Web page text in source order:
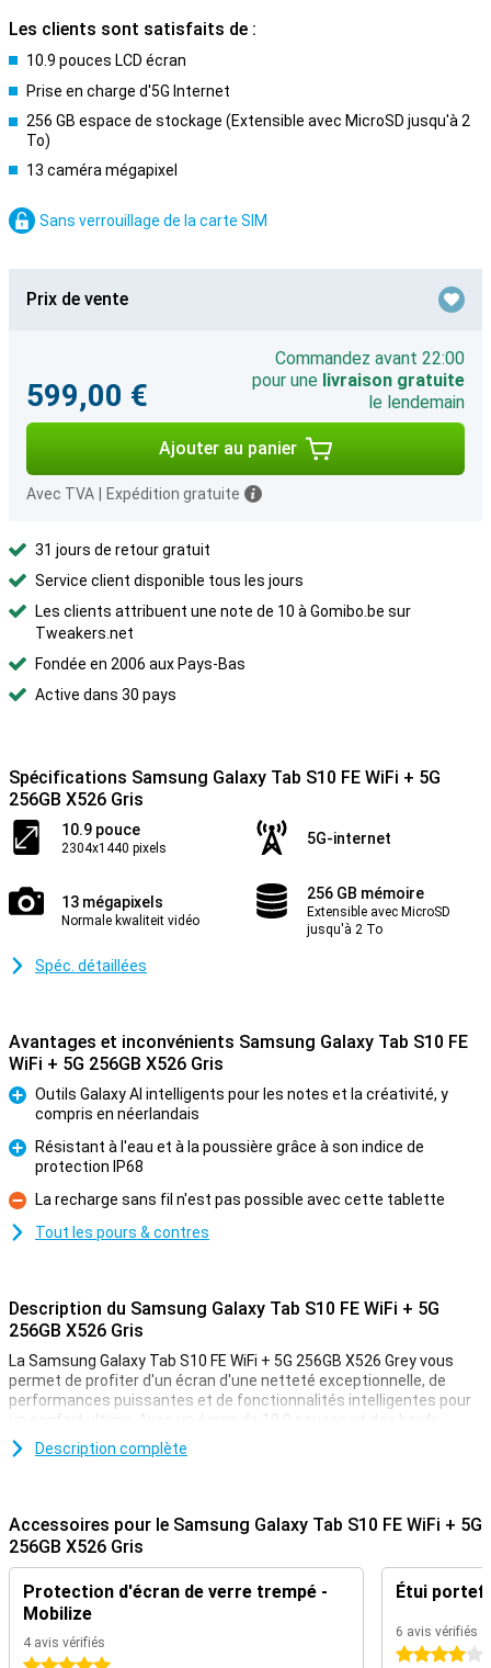
Les clients sont satisfaits de :
10.9 pouces LCD écran
Prise en charge d'5G Internet
256 GB espace de stockage (Extensible avec MicroSD jusqu'à 2
To)
13 caméra mégapixel
Sans verrouillage de la carte SIM
Prix de vente
599,00 €
Commandez avant 22:00
pour une livraison gratuite
le lendemain
Ajouter au panier
Avec TVA Expédition gratuite
31 jours de retour gratuit
Service client disponible tous les jours
Les clients attribuent une note de 10 à Gomibo.be sur
Tweakers.net
Fondée en 2006 aux Pays-Bas
Active dans 30 pays
Spécifications Samsung Galaxy Tab S10 FE WiFi + 5G
256GB X526 Gris
10.9 pouce
2304x1440 pixels
5G-internet
13 mégapixels
Normale kwaliteit vidéo
256 GB mémoire
Extensible avec MicroSD
jusqu'à 2 To
Spéc. détaillées
Avantages et inconvénients Samsung Galaxy Tab S10 FE
WiFi + 5G 256GB X526 Gris
Pour
Outils Galaxy AI intelligents pour les notes et la créativité, y
compris en néerlandais
Pour
Résistant à l'eau et à la poussière grâce à son indice de
protection IP68
Contre
La recharge sans fil n'est pas possible avec cette tablette
Tout les pours & contres
Description du Samsung Galaxy Tab S10 FE WiFi + 5G
256GB X526 Gris
La Samsung Galaxy Tab S10 FE WiFi + 5G 256GB X526 Grey vous
permet de profiter d'un écran d'une netteté exceptionnelle, de
performances puissantes et de fonctionnalités intelligentes pour
un confort ultime. Avec un écran de 10,9 pouces et des bords
d'écran fins, vous vivrez des images encore plus immersives.
Grâce à la fréquence de rafraîchissement de 90 Hz et à la
ce qui signifie qu'elle résiste à l'eau et à la poussière. En plus de
toutes les fonctions IA pratiques, le stylet S Pen inclus offre une
créativité et une productivité accrues. En outre, le puissant
processeur Exynos 1580 facilite le travail multitâche. De plus, vous
bénéficiez des avantages de l'écosystème Galaxy !
Grand écran
Description complète
Accessoires pour le Samsung Galaxy Tab S10 FE WiFi + 5G
256GB X526 Gris
Protection d'écran de verre trempé -
Mobilize
4 avis vérifiés
Étui
6 avis vérifiés
4 étoiles